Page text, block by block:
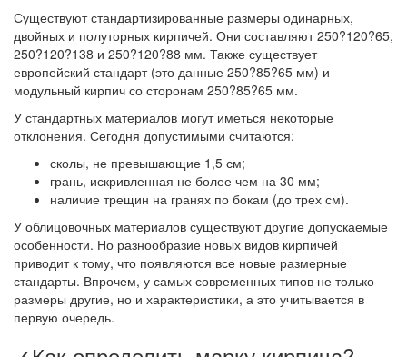
Существуют стандартизированные размеры одинарных,
двойных и полуторных кирпичей. Они составляют 250?120?65,
250?120?138 и 250?120?88 мм. Также существует
европейский стандарт (это данные 250?85?65 мм) и
модульный кирпич со сторонам 250?85?65 мм.
У стандартных материалов могут иметься некоторые
отклонения. Сегодня допустимыми считаются:
сколы, не превышающие 1,5 см;
грань, искривленная не более чем на 30 мм;
наличие трещин на гранях по бокам (до трех см).
У облицовочных материалов существуют другие допускаемые
особенности. Но разнообразие новых видов кирпичей
приводит к тому, что появляются все новые размерные
стандарты. Впрочем, у самых современных типов не только
размеры другие, но и характеристики, а это учитывается в
первую очередь.